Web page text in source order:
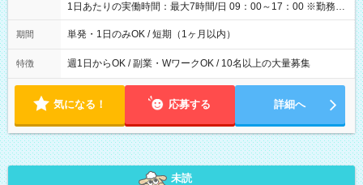
1日あたりの実働時間：最大7時間/日 09：00～17：00 ※勤務時
間は 試験により異なります。
期間 単発・1日のみOK / 短期（1ヶ月以内）
特徴 週1日からOK / 副業・WワークOK / 10名以上の大量募集
気になる！ 応募する 詳細へ
未読